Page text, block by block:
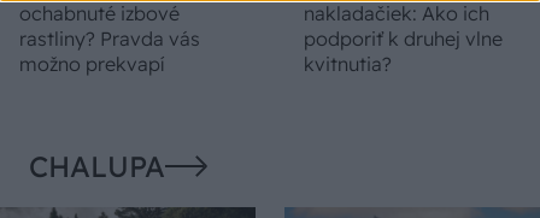
ochabnuté izbové
rastliny? Pravda vás
možno prekvapí
nakladačiek: Ako ich
podporiť k druhej vlne
kvitnutia?
CHALUPA